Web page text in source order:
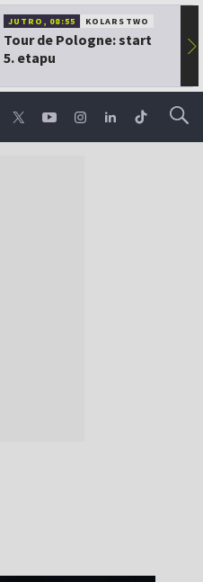
JUTRO, 08:55 KOLARSTWO
Tour de Pologne: start
5. etapu
▶